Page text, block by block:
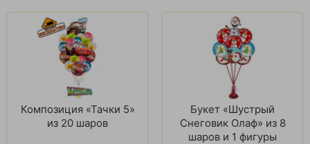
Композиция «Тачки 5»
из 20 шаров
Букет «Шустрый
Снеговик Олаф» из 8
шаров и 1 фигуры